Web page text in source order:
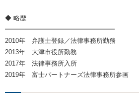
◆ 略歴
━━━━━━━━━━━━━━━━━
2010年 弁護士登録／法律事務所勤務
2013年 大津市役所勤務
2017年 法律事務所入所
2019年 富士パートナーズ法律事務所参画